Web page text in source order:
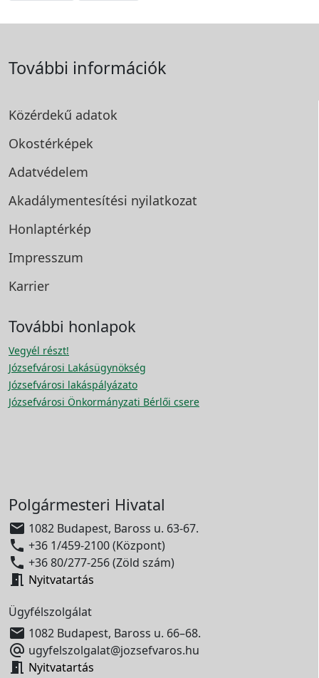
További információk
Közérdekű adatok
Okostérképek
Adatvédelem
Akadálymentesítési nyilatkozat
Honlaptérkép
Impresszum
Karrier
További honlapok
Vegyél részt!
Józsefvárosi Lakásügynökség
Józsefvárosi lakáspályázato
Józsefvárosi Önkormányzati Bérlői csere
Polgármesteri Hivatal
 1082 Budapest, Baross u. 63-67.
 +36 1/459-2100 (Központ)
 +36 80/277-256 (Zöld szám)
 Nyitvatartás
Ügyfélszolgálat
 1082 Budapest, Baross u. 66–68.
 ugyfelszolgalat@jozsefvaros.hu
 Nyitvatartás